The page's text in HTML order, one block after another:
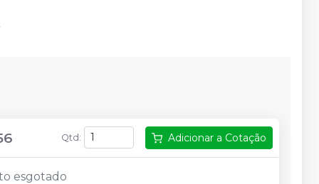
Qtd : Adicionar a Cotação
esgotado